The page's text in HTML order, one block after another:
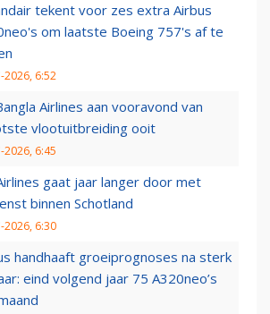
tekent voor zes extra Airbus
om laatste Boeing 757's af te
2026, 6:52
Airlines aan vooravond van
vlootuitbreiding ooit
2026, 6:45
gaat jaar langer door met
binnen Schotland
2026, 6:30
handhaaft groeiprognoses na sterk
eind volgend jaar 75 A320neo’s